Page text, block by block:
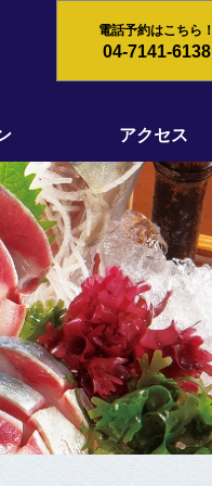
電話予約はこちら！
04-7141-6138
アクセス